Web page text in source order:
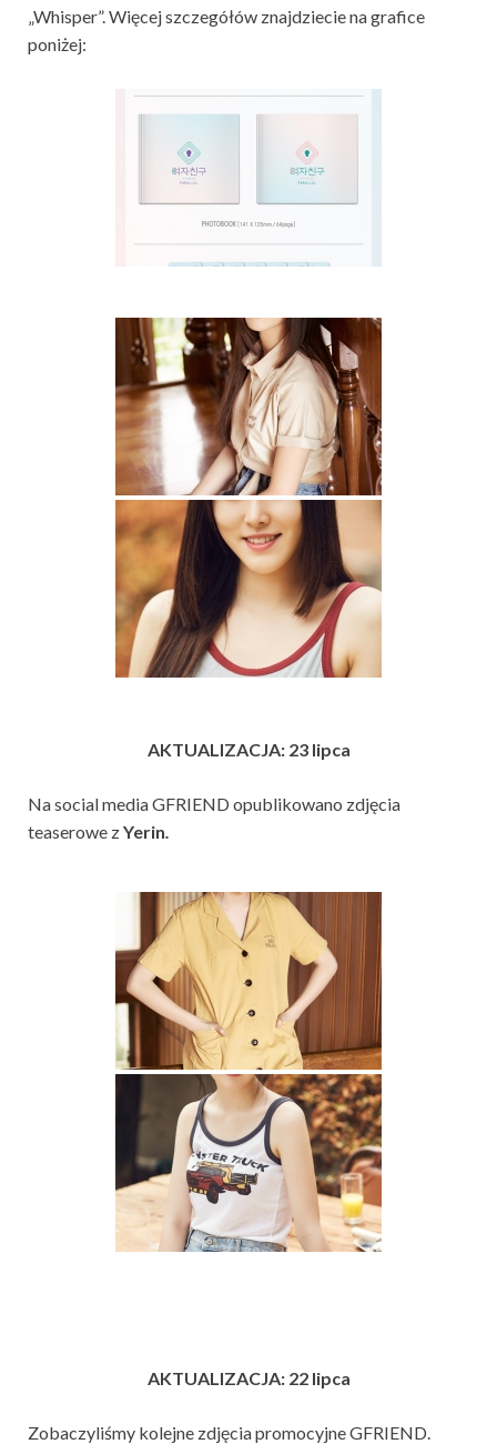
„Whisper”. Więcej szczegółów znajdziecie na grafice
poniżej:
AKTUALIZACJA: 23 lipca
Na social media GFRIEND opublikowano zdjęcia
teaserowe zYerin.
AKTUALIZACJA: 22 lipca
Zobaczyliśmy kolejne zdjęcia promocyjne GFRIEND.